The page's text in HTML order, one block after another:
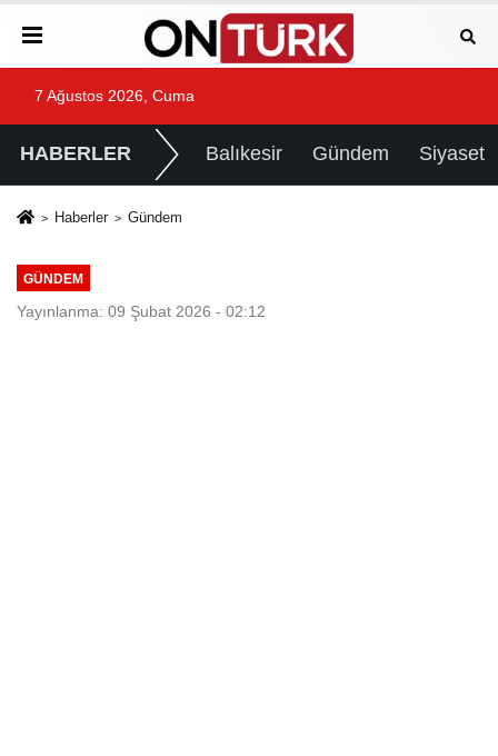
7 Ağustos 2026, Cuma
HABERLER Balıkesir Gündem Siyaset
Haberler Gündem
GÜNDEM
Yayınlanma: 09 Şubat 2026 - 02:12